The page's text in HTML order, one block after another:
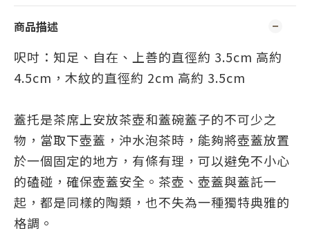
商品描述
呎吋：知足 、 自在 、 上善的直徑約 3.5cm 高約
4.5cm， 木紋的直徑約 2cm 高約 3.5cm
蓋托是茶席上安放茶壺和蓋碗蓋子的不可少之
物，當取下壺蓋，沖水泡茶時，能夠將壺蓋放置
於一個固定的地方，有條有理，可以避免不小心
的磕碰，確保壺蓋安全。茶壺、壺蓋與蓋託一
起，都是同樣的陶類，也不失為一種獨特典雅的
格調。